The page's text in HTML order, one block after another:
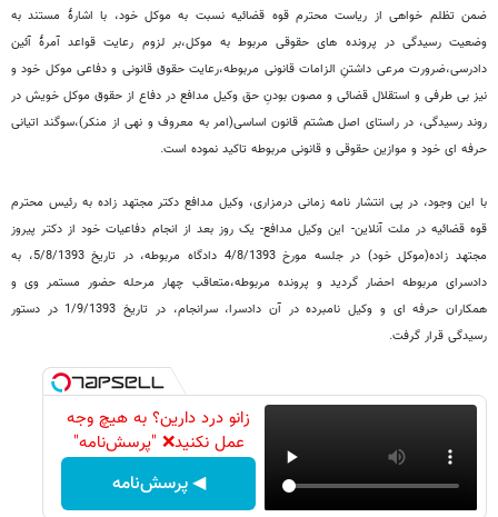
ضمن تظلم خواهی از ریاست محترم قوه قضائیه نسبت به موکل خود، با اشارۀ مستند به
وضعیت رسیدگی در پرونده های حقوقی مربوط به موکل،بر لزوم رعایت قواعد آمرۀ آئین
دادرسی،ضرورت مرعی داشتنِ الزامات قانونی مربوطه،رعایت حقوق قانونی و دفاعی موکل خود و
نیز بی طرفی و استقلال قضائی و مصون بودنِ حق وکیل مدافع در دفاع از حقوق موکل خویش در
روند رسیدگی، در راستای اصل هشتم قانون اساسی(امر به معروف و نهی از منکر)،سوگند اتیانی
حرفه ای خود و موازین حقوقی و قانونی مربوطه تاکید نموده است.
با این وجود، در پی انتشار نامه زمانی درمزاری، وکیل مدافع دکتر مجتهد زاده به رئیس محترم
قوه قضائیه در ملت آنلاین- این وکیل مدافع- یک روز بعد از انجام دفاعیات خود از دکتر پیروز
مجتهد زاده(موکل خود) در جلسه مورخ 4/8/1393 دادگاه مربوطه، در تاریخ 5/8/1393، به
دادسرای مربوطه احضار گردید و پرونده مربوطه،متعاقب چهار مرحله حضور مستمر وی و
همکاران حرفه ای و وکیل نامبرده در آن دادسرا، سرانجام، در تاریخ 1/9/1393 در دستور
رسیدگی قرار گرفت.
زانو درد دارین؟ به هیچ وجه
عمل نکنید❌ "پرسش‌نامه"
◀ پرسش‌نامه